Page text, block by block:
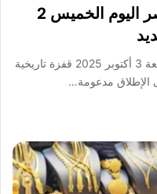
سعر الذهب في مصر في مصر اليوم الخميس 2
شهدت أسعار الذهب في مصر اليوم الجمعة 3 أكتوبر 2025 قفزة تاريخية
الإطلاق مدعومة…